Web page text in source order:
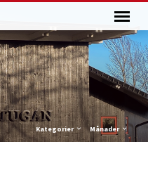
Kategorier Månader